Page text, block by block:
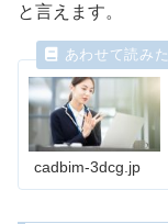
と言えます。
cadbim-3dcg.jp